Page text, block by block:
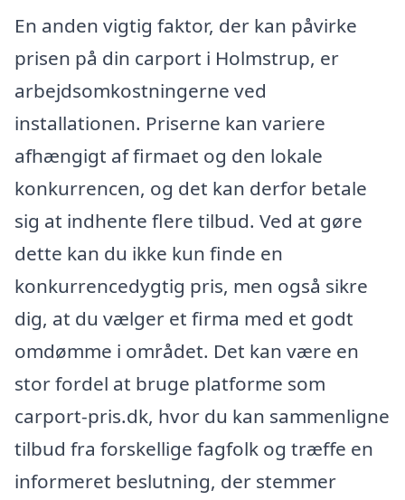
En anden vigtig faktor, der kan påvirke
prisen på din carport i Holmstrup, er
arbejdsomkostningerne ved
installationen. Priserne kan variere
afhængigt af firmaet og den lokale
konkurrencen, og det kan derfor betale
sig at indhente flere tilbud. Ved at gøre
dette kan du ikke kun finde en
konkurrencedygtig pris, men også sikre
dig, at du vælger et firma med et godt
omdømme i området. Det kan være en
stor fordel at bruge platforme som
carport-pris.dk, hvor du kan sammenligne
tilbud fra forskellige fagfolk og træffe en
informeret beslutning, der stemmer